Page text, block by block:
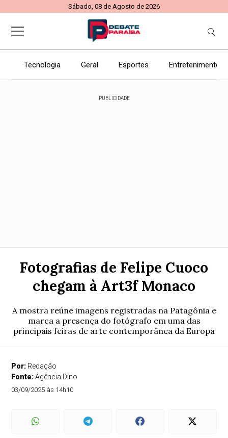
Sábado, 08 de Agosto de 2026
Tecnologia Geral Esportes Entretenimento
PUBLICIDADE
Fotografias de Felipe Cuoco
chegam à Art3f Monaco
A mostra reúne imagens registradas na Patagônia e
marca a presença do fotógrafo em uma das
principais feiras de arte contemporânea da Europa
Por: Redação
Fonte:Agência Dino
03/09/2025 às 14h10